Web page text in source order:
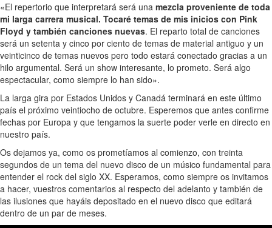
«El repertorio que interpretará será una mezcla proveniente de toda
mi larga carrera musical. Tocaré temas de mis inicios con Pink
Floyd y también canciones nuevas. El reparto total de canciones
será un setenta y cinco por ciento de temas de material antiguo y un
veinticinco de temas nuevos pero todo estará conectado gracias a un
hilo argumental. Será un show interesante, lo prometo. Será algo
espectacular, como siempre lo han sido».
La larga gira por Estados Unidos y Canadá terminará en este último
país el próximo veintiocho de octubre. Esperemos que antes confirme
fechas por Europa y que tengamos la suerte poder verle en directo en
nuestro país.
Os dejamos ya, como os prometíamos al comienzo, con treinta
segundos de un tema del nuevo disco de un músico fundamental para
entender el rock del siglo XX. Esperamos, como siempre os invitamos
a hacer, vuestros comentarios al respecto del adelanto y también de
las ilusiones que hayáis depositado en el nuevo disco que editará
dentro de un par de meses.